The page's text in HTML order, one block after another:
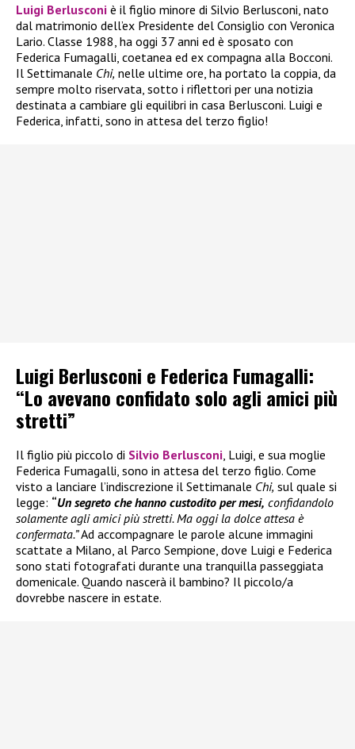
Luigi Berlusconi è il figlio minore di Silvio Berlusconi, nato
dal matrimonio dell’ex Presidente del Consiglio con Veronica
Lario. Classe 1988, ha oggi 37 anni ed è sposato con
Federica Fumagalli, coetanea ed ex compagna alla Bocconi.
Il Settimanale Chi, nelle ultime ore, ha portato la coppia, da
sempre molto riservata, sotto i riflettori per una notizia
destinata a cambiare gli equilibri in casa Berlusconi. Luigi e
Federica, infatti, sono in attesa del terzo figlio!
Luigi Berlusconi e Federica Fumagalli:
“Lo avevano confidato solo agli amici più
stretti”
Il figlio più piccolo di Silvio Berlusconi , Luigi, e sua moglie
Federica Fumagalli, sono in attesa del terzo figlio. Come
visto a lanciare l’indiscrezione il Settimanale Chi, sul quale si
legge: “Un segreto che hanno custodito per mesi, confidandolo
solamente agli amici più stretti. Ma oggi la dolce attesa è
confermata.”Ad accompagnare le parole alcune immagini
scattate a Milano, al Parco Sempione, dove Luigi e Federica
sono stati fotografati durante una tranquilla passeggiata
domenicale. Quando nascerà il bambino? Il piccolo/a
dovrebbe nascere in estate.